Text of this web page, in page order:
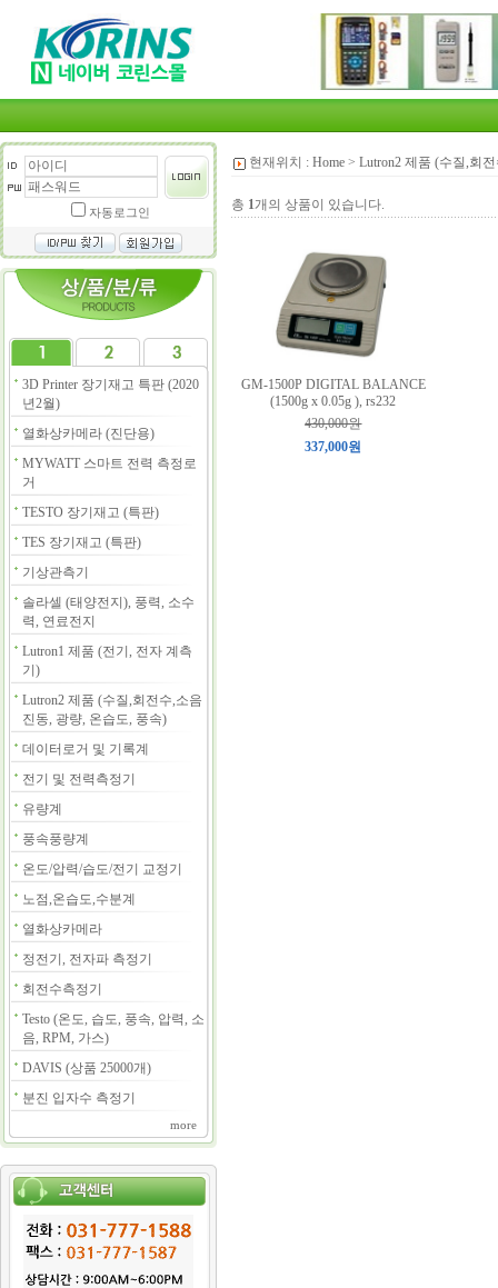
자동로그인
3D Printer 장기재고 특판 (2020
년2월)
열화상카메라 (진단용)
MYWATT 스마트 전력 측정로
거
TESTO 장기재고 (특판)
TES 장기재고 (특판)
기상관측기
솔라셀 (태양전지), 풍력, 소수
력, 연료전지
Lutron1 제품 (전기, 전자 계측
기)
Lutron2 제품 (수질,회전수,소음
진동, 광량, 온습도, 풍속)
데이터로거 및 기록계
전기 및 전력측정기
유량계
풍속풍량계
온도/압력/습도/전기 교정기
노점,온습도,수분계
열화상카메라
정전기, 전자파 측정기
회전수측정기
Testo (온도, 습도, 풍속, 압력, 소
음, RPM, 가스)
DAVIS (상품 25000개)
분진 입자수 측정기
more
현재위치 : Home > Lutron2 제품 (수질,회
총 1개의 상품이 있습니다.
GM-1500P DIGITAL BALANCE
(1500g x 0.05g ), rs232
430,000원
337,000원